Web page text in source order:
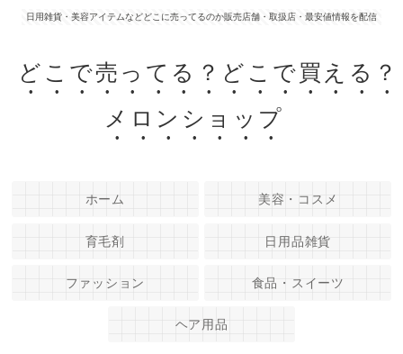
日用雑貨・美容アイテムなどどこに売ってるのか販売店舗・取扱店・最安値情報を配信
どこで売ってる？どこで買える？
メロンショップ
ホーム 美容・コスメ
育毛剤 日用品雑貨
ファッション 食品・スイーツ
ヘア用品